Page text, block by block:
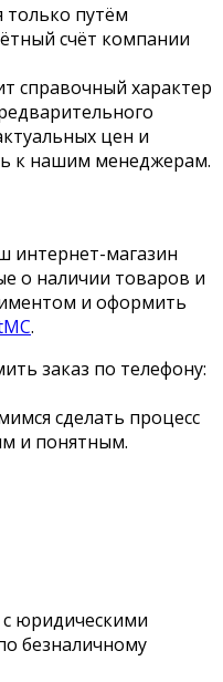
только путём
счёт компании
справочный характер
цен и
к нашим менеджерам.
интернет-магазин
о наличии товаров и
и оформить
.
заказ по телефону:
сделать процесс
и понятным.
юридическими
безналичному